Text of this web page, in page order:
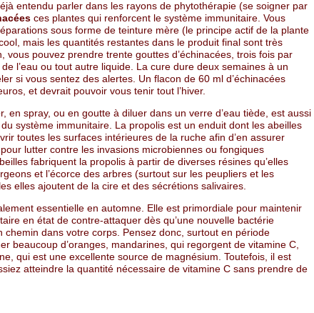
entendu parler dans les rayons de phytothérapie (se soigner par
ces plantes qui renforcent le système immunitaire. Vous
sous forme de teinture mère (le principe actif de la plante
mais les quantités restantes dans le produit final sont très
vous pouvez prendre trente gouttes d’échinacées, trois fois par
l’eau ou tout autre liquide. La cure dure deux semaines à un
si vous sentez des alertes. Un flacon de 60 ml d’échinacées
et devrait pouvoir vous tenir tout l’hiver.
en spray, ou en goutte à diluer dans un verre d’eau tiède, est aussi
système immunitaire. La propolis est un enduit dont les abeilles
toutes les surfaces intérieures de la ruche afin d’en assurer
pour lutter contre les invasions microbiennes ou fongiques
fabriquent la propolis à partir de diverses résines qu’elles
et l’écorce des arbres (surtout sur les peupliers et les
elles ajoutent de la cire et des sécrétions salivaires.
essentielle en automne. Elle est primordiale pour maintenir
en état de contre-attaquer dès qu’une nouvelle bactérie
chemin dans votre corps. Pensez donc, surtout en période
beaucoup d’oranges, mandarines, qui regorgent de vitamine C,
qui est une excellente source de magnésium. Toutefois, il est
atteindre la quantité nécessaire de vitamine C sans prendre de